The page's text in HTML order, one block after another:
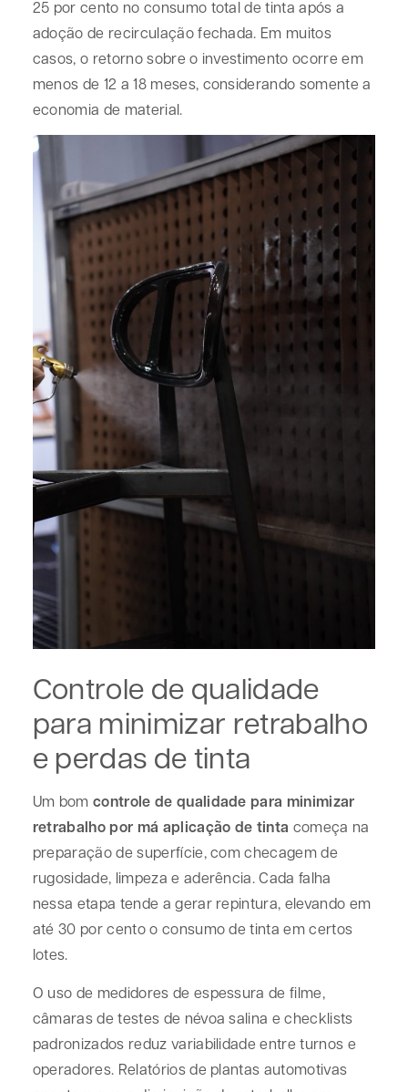
25 por cento no consumo total de tinta após a
adoção de recirculação fechada. Em muitos
casos, o retorno sobre o investimento ocorre em
menos de 12 a 18 meses, considerando somente a
economia de material.
Controle de qualidade
para minimizar retrabalho
e perdas de tinta
Um bomcontrole de qualidade para minimizar
retrabalho por má aplicação de tinta começa na
preparação de superfície, com checagem de
rugosidade, limpeza e aderência. Cada falha
nessa etapa tende a gerar repintura, elevando em
até 30 por cento o consumo de tinta em certos
lotes.
O uso de medidores de espessura de filme,
câmaras de testes de névoa salina e checklists
padronizados reduz variabilidade entre turnos e
operadores. Relatórios de plantas automotivas